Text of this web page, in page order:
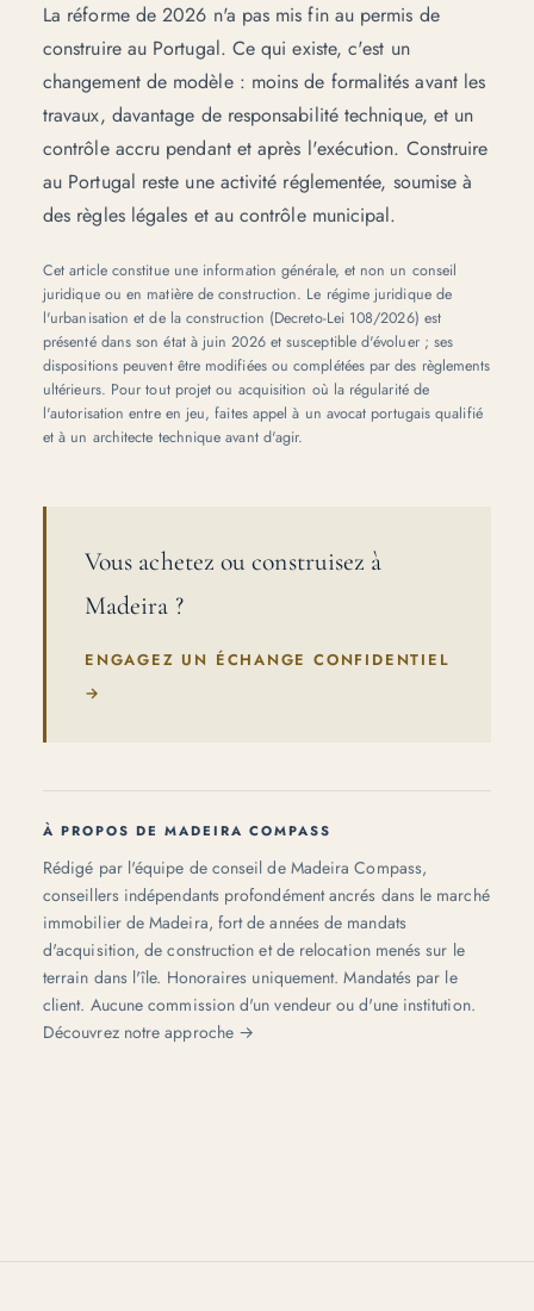
La réforme de 2026 n'a pas mis fin au permis de
construire au Portugal. Ce qui existe, c'est un
changement de modèle : moins de formalités avant les
travaux, davantage de responsabilité technique, et un
contrôle accru pendant et après l'exécution. Construire
au Portugal reste une activité réglementée, soumise à
des règles légales et au contrôle municipal.
Cet article constitue une information générale, et non un conseil
juridique ou en matière de construction. Le régime juridique de
l'urbanisation et de la construction (Decreto-Lei 108/2026) est
présenté dans son état à juin 2026 et susceptible d'évoluer ; ses
dispositions peuvent être modifiées ou complétées par des règlements
ultérieurs. Pour tout projet ou acquisition où la régularité de
l'autorisation entre en jeu, faites appel à un avocat portugais qualifié
et à un architecte technique avant d'agir.
Vous achetez ou construisez à
Madeira ?
ENGAGEZ UN ÉCHANGE CONFIDENTIEL
→
À PROPOS DE MADEIRA COMPASS
Rédigé par l'équipe de conseil de Madeira Compass,
conseillers indépendants profondément ancrés dans le marché
immobilier de Madeira, fort de années de mandats
d'acquisition, de construction et de relocation menés sur le
terrain dans l'île. Honoraires uniquement. Mandatés par le
client. Aucune commission d'un vendeur ou d'une institution.
Découvrez notre approche →